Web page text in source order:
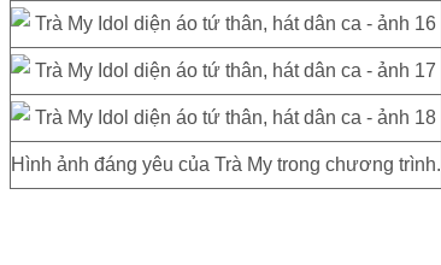
Hình ảnh đáng yêu của Trà My trong chương trình.